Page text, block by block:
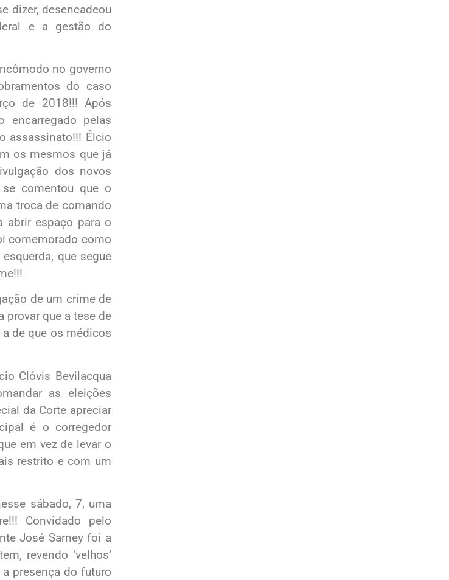
dizer, desencadeou
e a gestão do
no governo
do caso
de 2018!!! Após
encarregado pelas
assassinato!!! Élcio
os mesmos que já
dos novos
comentou que o
troca de comando
abrir espaço para o
comemorado como
que segue
de um crime de
provar que a tese de
de que os médicos
Clóvis Bevilacqua
as eleições
da Corte apreciar
é o corregedor
em vez de levar o
restrito e com um
sábado, 7, uma
Convidado pelo
José Sarney foi a
revendo ‘velhos’
presença do futuro